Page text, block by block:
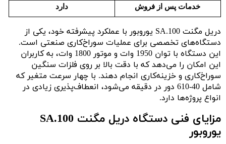
خدمات پس از فروش دارد
دریل مگنت SA.100 یوروبور با عملکرد پیشرفته خود، یکی از
دستگاه‌های تخصصی برای عملیات سوراخ‌کاری صنعتی است.
این دستگاه با توان 1950 وات و موتور 1800 وات، به کاربران
این امکان را می‌دهد که با دقت بالا بر روی فلزات سنگین
سوراخ‌کاری و خزینه‌کاری انجام دهند. با چهار سرعت متغیر که
شامل 40-610 دور در دقیقه می‌شود، انعطاف‌پذیری زیادی در
انواع پروژه‌ها دارد.
مزایای فنی دستگاه دریل مگنت SA.100
یوروبور